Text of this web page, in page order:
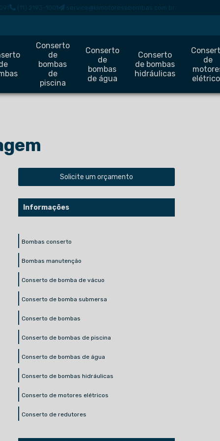
(11) 2193-1001 service@klmotoresebombas.com.br
Conserto
de
bombas
de
piscina
Conserto
de
bombas
de água
Conserto
de bombas
hidráulicas
de
Solicite um orçamento
Informações
Bombas conserto
Bombas manutenção
Conserto de bomba de vácuo
Conserto de bomba submersa
Conserto de bombas
Conserto de bombas de piscina
Conserto de bombas de água
Conserto de bombas hidráulicas
Conserto de motores elétricos
Conserto de redutores